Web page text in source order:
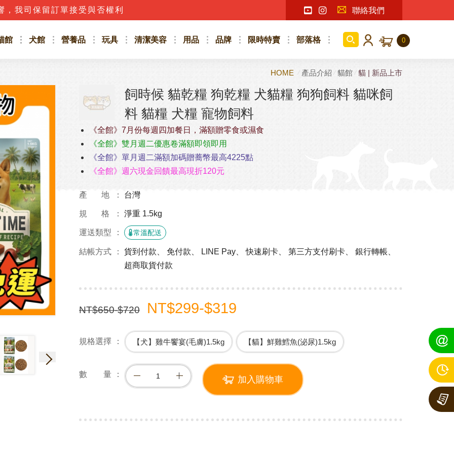
我司保留訂單接受與否權利 聯絡我們
館 犬館 營養品 玩具 清潔美容 用品 品牌 限時特賣 部落格 0
HOME 產品介紹 貓館 貓 | 新品上市
飼時候 貓乾糧 狗乾糧 犬貓糧 狗狗飼料 貓咪飼
料 貓糧 犬糧 寵物飼料
《全館》7月份每週四加餐日，滿額贈零食或濕食
《全館》雙月週二優惠卷滿額即領即用
《全館》單月週二滿額加碼贈蕎幣最高4225點
《全館》週六現金回饋最高現折120元
產 地 台灣
規 格 淨重 1.5kg
運送類型 常溫配送
結帳方式
貨到付款、 免付款、 LINE Pay、 快速刷卡、 第三方支付刷卡、 銀行轉帳、
超商取貨付款
NT$650-$720 NT$299-$319
規格選擇 【犬】雞牛饗宴(毛膚)1.5kg 【貓】鮮雞鱈魚(泌尿)1.5kg
數 量
加入購物車